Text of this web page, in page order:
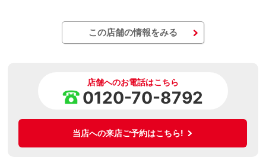
この店舗の情報をみる
店舗へのお電話はこちら
0120-70-8792
当店への来店ご予約はこちら!